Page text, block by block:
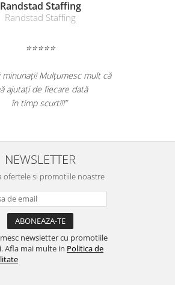
Randstad Staffing
Randstad Staffing
⭐⭐⭐⭐⭐
minunați! Mulțumesc mult că
ajutați de fiecare dată
în timp scurt!!!”
NEWSLETTER
ofertele si promotiile noastre
newsletter cu promotiile
Afla mai multe in Politica de